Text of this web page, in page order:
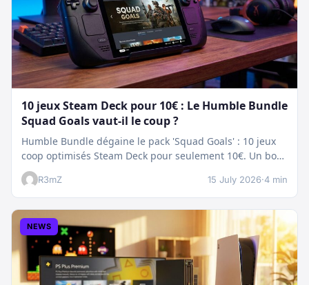
10 jeux Steam Deck pour 10€ : Le Humble Bundle
Squad Goals vaut-il le coup ?
Humble Bundle dégaine le pack 'Squad Goals' : 10 jeux
coop optimisés Steam Deck pour seulement 10€. Un bon
plan…
R3mZ 15 July 2026·4 min
NEWS